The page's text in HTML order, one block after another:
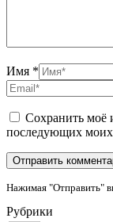
Имя *
Сохранить моё
последующих
Нажимая "Отправить"
Рубрики